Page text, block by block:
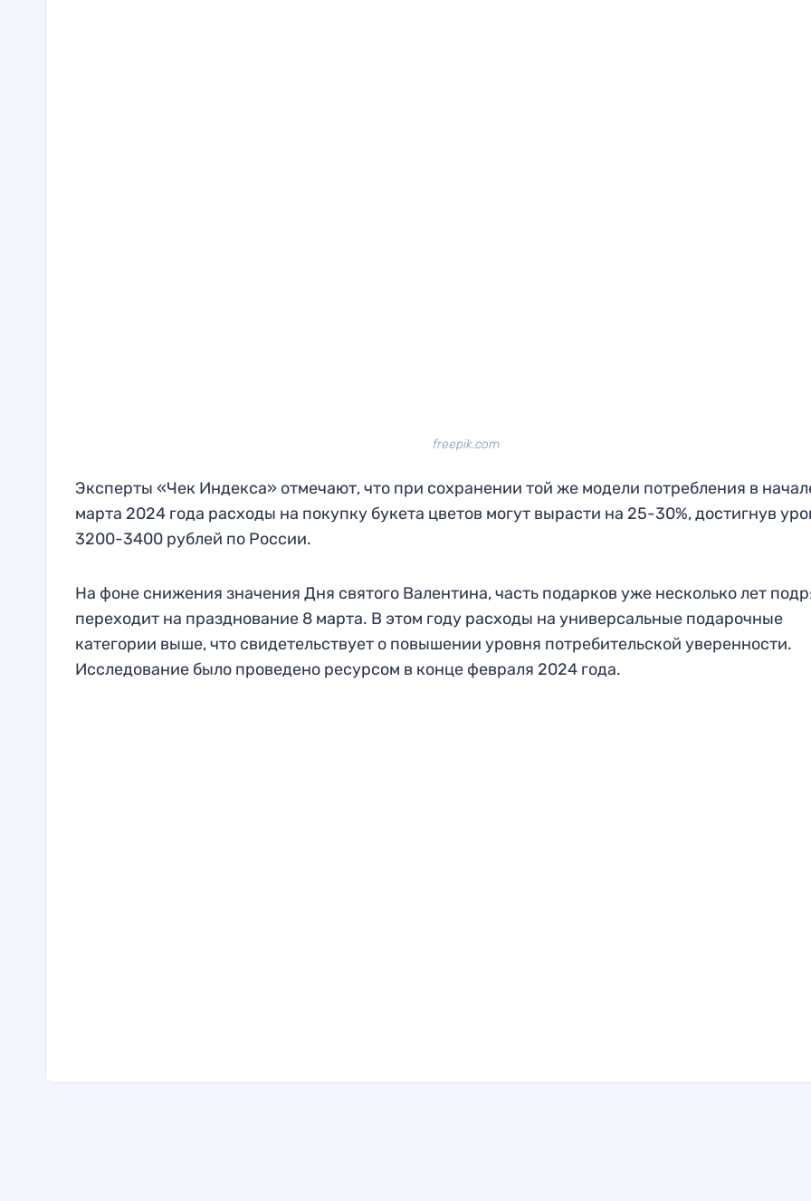
freepik.com
Эксперты «Чек Индекса» отмечают, что при сохранении той же модели потребления в
марта 2024 года расходы на покупку букета цветов могут вырасти на 25-30%, достигнув
3200-3400 рублей по России.
На фоне снижения значения Дня святого Валентина, часть подарков уже несколько лет
переходит на празднование 8 марта. В этом году расходы на универсальные подарочные
категории выше, что свидетельствует о повышении уровня потребительской уверенности.
Исследование было проведено ресурсом в конце февраля 2024 года.